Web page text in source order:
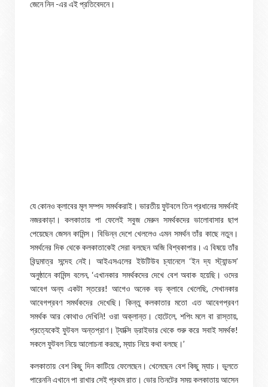
জেনে নিন -এর এই প্রতিবেদনে।
যে কোনও ক্লাবের মূল সম্পদ সমর্থকরাই। ভারতীয় ফুটবলে তিন প্রধানের সমর্থনই
নজরকাড়া। কলকাতায় পা ফেলেই সবুজ মেরুন সমর্থকদের ভালোবাসার ছাপ
পেয়েছেন জেসন কামিন্স। বিভিন্ন দেশে খেললেও এমন সমর্থন তাঁর কাছে নতুন।
সমর্থনের দিক থেকে কলকাতাকেই সেরা বলছেন অজি বিশ্বকাপার। এ বিষয়ে তাঁর
বিন্দুমাত্র সন্দেহ নেই। আইএসএলের ইউটিউব চ্যানেলে ‘ইন দ্য স্ট্যান্ডস’
অনুষ্ঠানে কামিন্স বলেন, ‘এখানকার সমর্থকদের দেখে বেশ অবাক হয়েছি। ওদের
আবেগ অন্য একটা স্তরের! আগেও অনেক বড় ক্লাবে খেলেছি, সেখানকার
আবেগপ্রবণ সমর্থকদের দেখেছি। কিন্তু কলকাতার মতো এত আবেগপ্রবণ
সমর্থক আর কোথাও দেখিনি! ওরা অক্লান্ত। হোটেলে, শপিং মলে বা রাস্তায়,
প্রত্যেকেই ফুটবল অন্তপ্রাণ। ট্যাক্সি ড্রাইভার থেকে শুরু করে সবাই সমর্থক!
সকলে ফুটবল নিয়ে আলোচনা করছে, ম্যাচ নিয়ে কথা বলছে।’
কলকাতায় বেশ কিছু দিন কাটিয়ে ফেলেছেন। খেলেছেন বেশ কিছু ম্যাচ। ভুলতে
পারেননি এখানে পা রাখার সেই প্রথম রাত। ভোর তিনটের সময় কলকাতায় আসেন